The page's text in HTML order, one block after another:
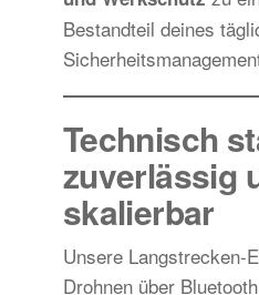
Bestandteil deines
Technisch
zuverlässig
skalierbar
Unsere Langstrecken-
Drohnen über